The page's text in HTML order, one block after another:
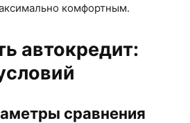
комфортным.
автокредит:
сравнения